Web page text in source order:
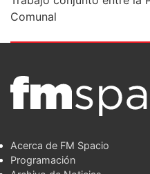
Comunal
Acerca de FM Spacio
Programación